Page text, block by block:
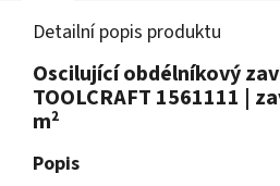
Detailní popis produktu
Oscilující obdélníkový
TOOLCRAFT 1561111 |
m²
Popis